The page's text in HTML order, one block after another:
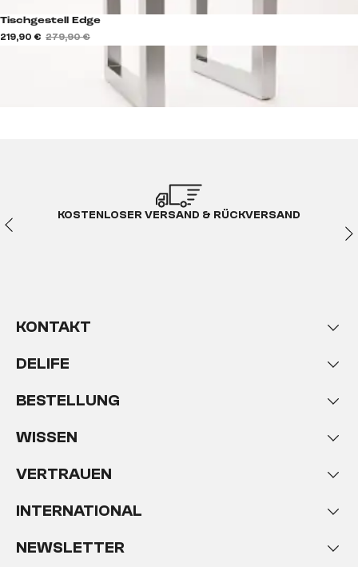
Tischgestell Edge
219,90 € 279,90 €
KOSTENLOSER VERSAND & RÜCKVERSAND
KONTAKT
DELIFE
BESTELLUNG
WISSEN
VERTRAUEN
INTERNATIONAL
NEWSLETTER